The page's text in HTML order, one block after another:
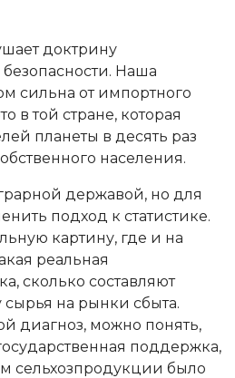
доктрину
Наша
сильна от импортного
в той стране, которая
планеты в десять раз
населения.
державой, но для
подход к статистике.
картину, где и на
реальная
сколько составляют
сырья на рынки сбыта.
диагноз, можно понять,
поддержка,
сельхозпродукции было